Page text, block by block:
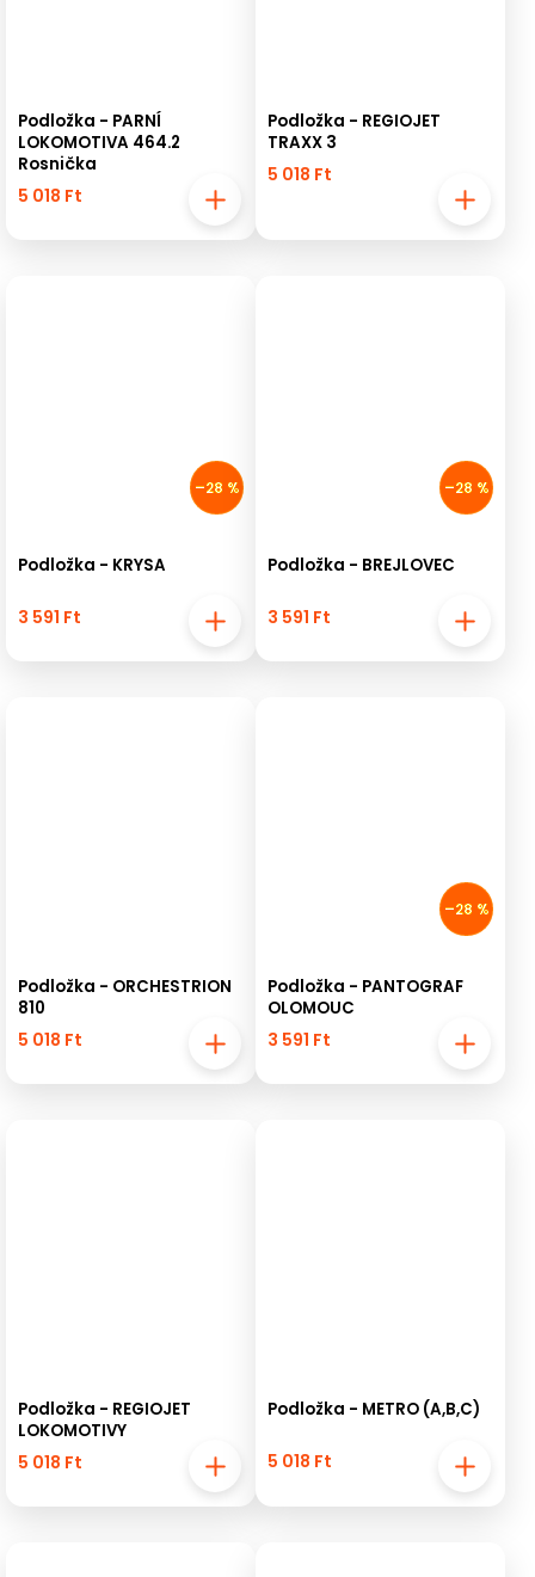
Podložka - PARNÍ
LOKOMOTIVA 464.2
Rosnička
5 018 Ft
Podložka - REGIOJET
TRAXX 3
5 018 Ft
–28 %
Podložka - KRYSA
3 591 Ft
–28 %
Podložka - BREJLOVEC
3 591 Ft
Podložka - ORCHESTRION
810
5 018 Ft
–28 %
Podložka - PANTOGRAF
OLOMOUC
3 591 Ft
Podložka - REGIOJET
LOKOMOTIVY
5 018 Ft
Podložka - METRO (A,B,C)
5 018 Ft